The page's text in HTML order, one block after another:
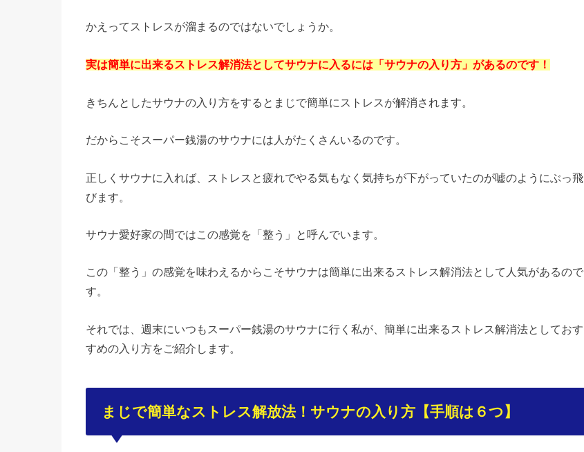
かえってストレスが溜まるのではないでしょうか。
実は簡単に出来るストレス解消法としてサウナに入るには「サウナの入り方」があるのです！
きちんとしたサウナの入り方をするとまじで簡単にストレスが解消されます。
だからこそスーパー銭湯のサウナには人がたくさんいるのです。
正しくサウナに入れば、ストレスと疲れでやる気もなく気持ちが下がっていたのが嘘のようにぶっ飛
びます。
サウナ愛好家の間ではこの感覚を「整う」と呼んでいます。
この「整う」の感覚を味わえるからこそサウナは簡単に出来るストレス解消法として人気があるので
す。
それでは、週末にいつもスーパー銭湯のサウナに行く私が、簡単に出来るストレス解消法としておす
すめの入り方をご紹介します。
まじで簡単なストレス解放法！サウナの入り方【手順は６つ】